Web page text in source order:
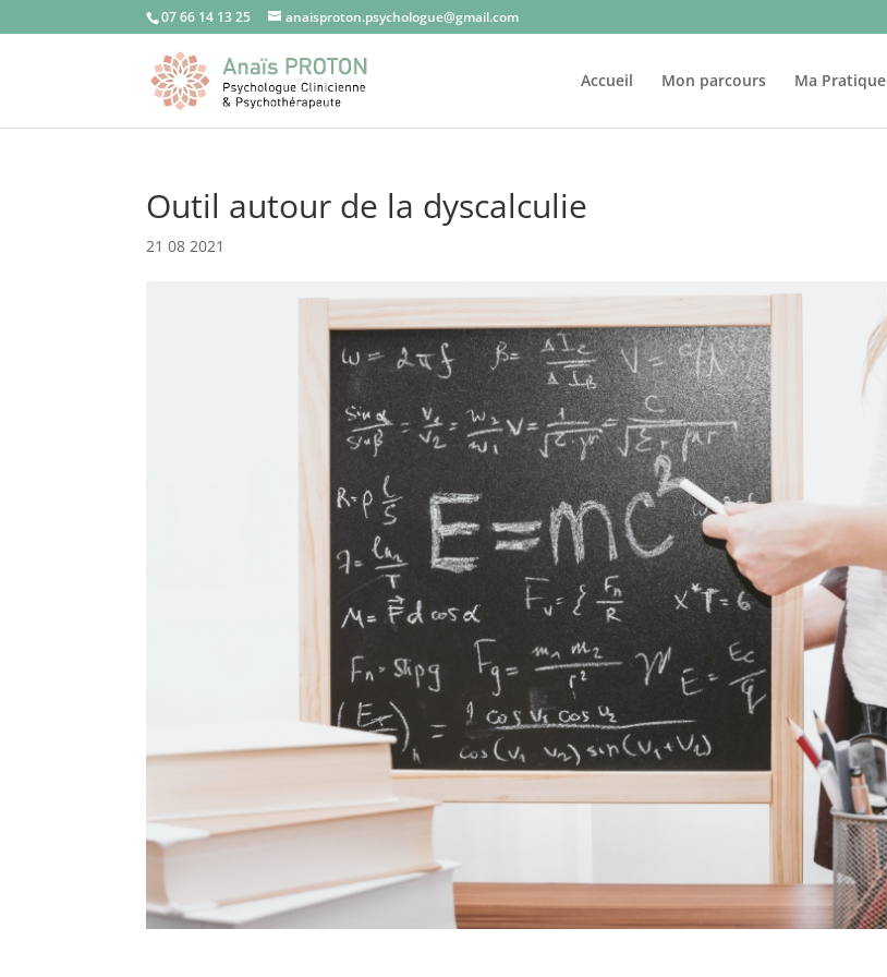
07 66 14 13 25 anaisproton.psychologue@gmail.com
Accueil Mon parcours Ma Pratique
Outil autour de la dyscalculie
21 08 2021